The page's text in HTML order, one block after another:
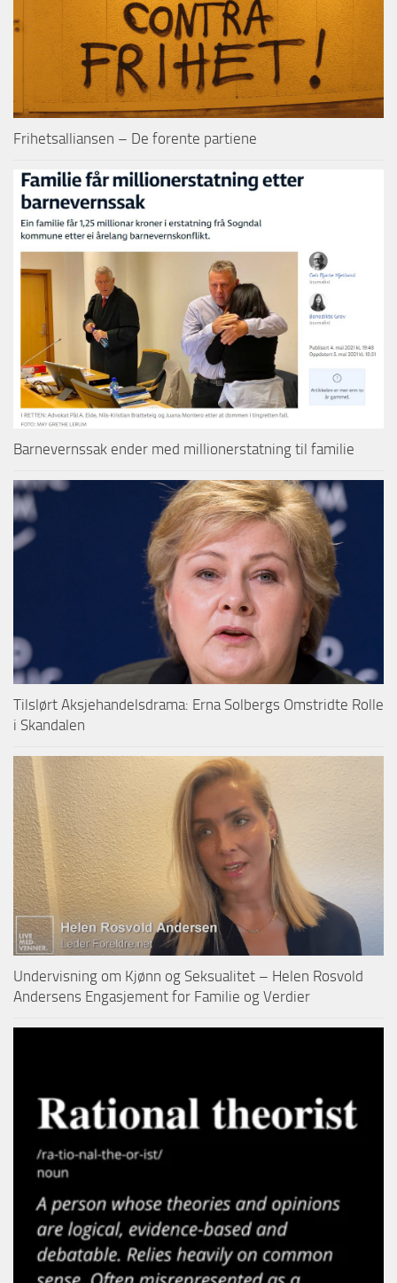
Frihetsalliansen – De forente partiene
Barnevernssak ender med millionerstatning til familie
Tilslørt Aksjehandelsdrama: Erna Solbergs Omstridte Rolle
i Skandalen
Undervisning om Kjønn og Seksualitet – Helen Rosvold
Andersens Engasjement for Familie og Verdier